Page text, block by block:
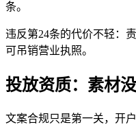
条。
违反第24条的代价不轻：
可吊销营业执照。
投放资质：素材
文案合规只是第一关，开